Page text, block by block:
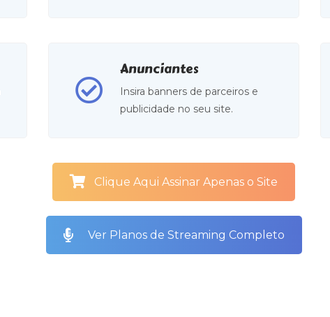
Anunciantes
Insira banners de parceiros e
publicidade no seu site.
Clique Aqui Assinar Apenas o Site
Ver Planos de Streaming Completo